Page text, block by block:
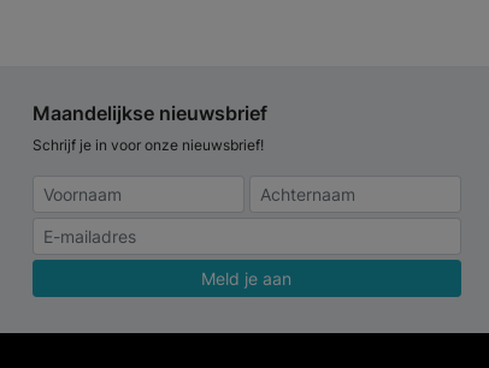
Maandelijkse nieuwsbrief
Schrijf je in voor onze nieuwsbrief!
Meld je aan